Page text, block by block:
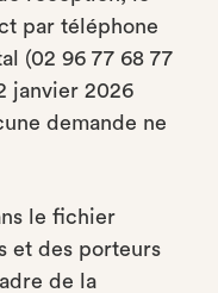
par téléphone
(02 96 77 68 77
janvier 2026
demande ne
le fichier
et des porteurs
de la